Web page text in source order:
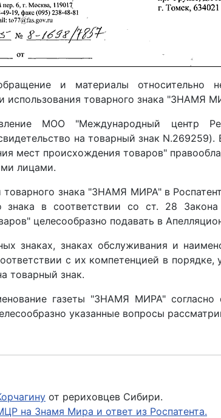
и материалы относительно
использования товарного знака "ЗНАМЯ
МОО "Международный центр
на товарный знак
мест происхождения товаров"
лицами.
товарного знака "ЗНАМЯ МИРА" в
знака в соответствии со ст. 28
целесообразно подавать в
знаках, знаках обслуживания и
с их компетенцией в
товарный знак.
газеты "ЗНАМЯ МИРА" согласно
указанные вопросы
от рериховцев Сибири.
на Знамя Мира и ответ из Роспатента.